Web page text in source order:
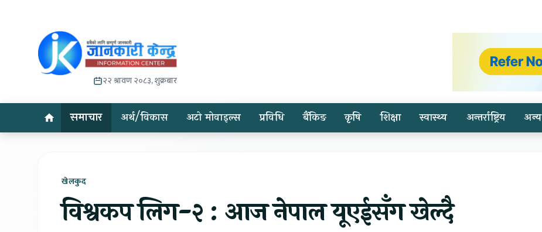
२२ श्रावण २०८३, शुक्रबार
समाचार अर्थ/विकास अटो मोवाइल्स प्रविधि बैंकिङ कृषि शिक्षा स्वास्थ्य अन्तर्राष्ट्रिय अन्य
खेलकुद
विश्वकप लिग-२ : आज नेपाल यूएईसँग खेल्दै